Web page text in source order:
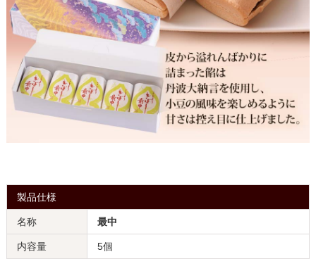
製品仕様
名称 最中
内容量 5個